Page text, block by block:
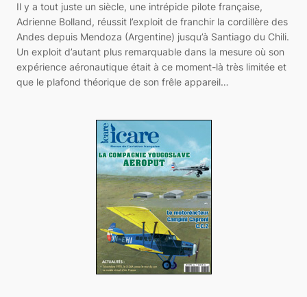
Il y a tout juste un siècle, une intrépide pilote française,
Adrienne Bolland, réussit l’exploit de franchir la cordillère des
Andes depuis Mendoza (Argentine) jusqu’à Santiago du Chili.
Un exploit d’autant plus remarquable dans la mesure où son
expérience aéronautique était à ce moment-là très limitée et
que le plafond théorique de son frêle appareil…